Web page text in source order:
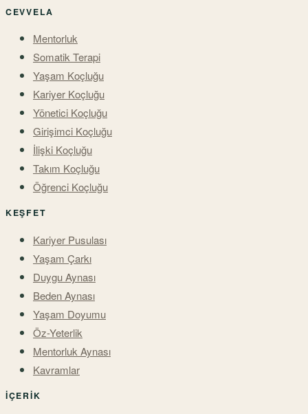
CEVVELA
Mentorluk
Somatik Terapi
Yaşam Koçluğu
Kariyer Koçluğu
Yönetici Koçluğu
Girişimci Koçluğu
İlişki Koçluğu
Takım Koçluğu
Öğrenci Koçluğu
KEŞFET
Kariyer Pusulası
Yaşam Çarkı
Duygu Aynası
Beden Aynası
Yaşam Doyumu
Öz-Yeterlik
Mentorluk Aynası
Kavramlar
İÇERIK